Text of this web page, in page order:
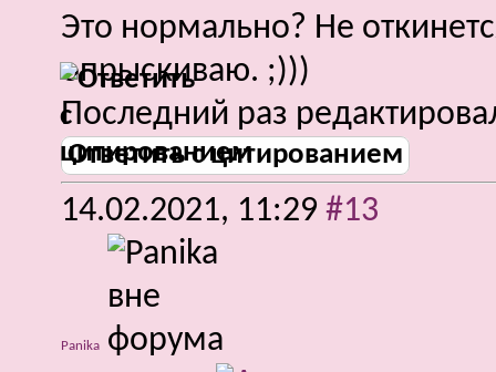
Это нормально? Не
опрыскиваю. ;)))
Последний раз
Ответить с цитированием
14.02.2021, 11:29 #13
Panika